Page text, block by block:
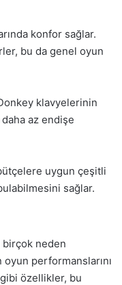
konfor sağlar.
bu da genel oyun
klavyelerinin
daha az endişe
uygun çeşitli
sağlar.
birçok neden
oyun performanslarını
gibi özellikler, bu